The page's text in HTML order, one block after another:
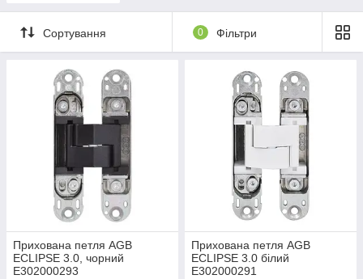
Сортування 0 Фільтри
Прихована петля AGB
ECLIPSE 3.0, чорний
E302000293
Прихована петля AGB
ECLIPSE 3.0 білий
E302000291